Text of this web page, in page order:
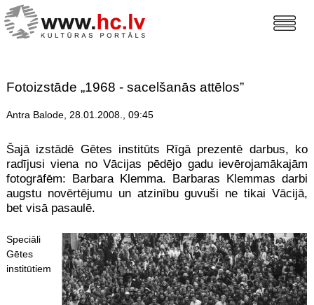
Fotoizstāde „1968 - sacelšanās attēlos”
Antra Balode, 28.01.2008., 09:45
Šajā izstādē Gētes institūts Rīgā prezentē darbus, ko
radījusi viena no Vācijas pēdējo gadu ievērojamākajām
fotogrāfēm: Barbara Klemma. Barbaras Klemmas darbi
augstu novērtējumu un atzinību guvuši ne tikai Vācijā,
bet visā pasaulē.
Speciāli
Gētes
institūtiem